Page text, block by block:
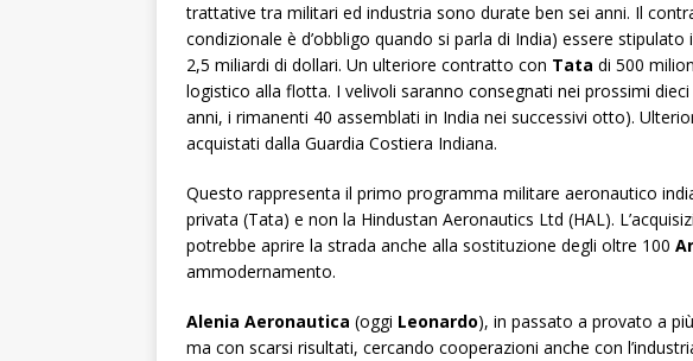
trattative tra militari ed industria sono durate ben sei anni. Il
condizionale è d’obbligo quando si parla di India) essere
2,5 miliardi di dollari. Un ulteriore contratto con Tata di 500
logistico alla flotta. I velivoli saranno consegnati nei prossimi
anni, i rimanenti 40 assemblati in India nei successivi otto).
acquistati dalla Guardia Costiera Indiana.
Questo rappresenta il primo programma militare aeronautico
privata (Tata) e non la Hindustan Aeronautics Ltd (HAL).
potrebbe aprire la strada anche alla sostituzione degli oltre 100
ammodernamento.
Alenia Aeronautica (oggi Leonardo), in passato a provato a
ma con scarsi risultati, cercando cooperazioni anche con